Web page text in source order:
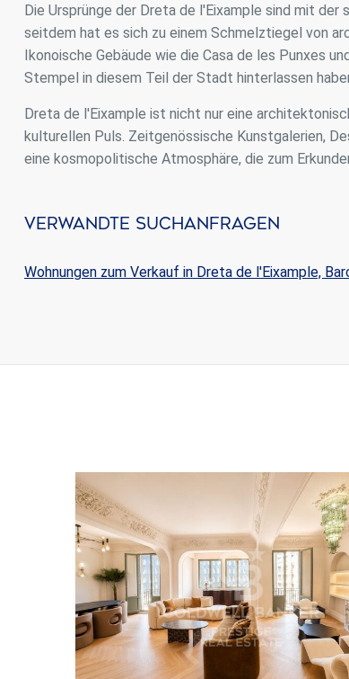
Die Ursprünge der Dreta de l'Eixample sind mit
seitdem hat es sich zu einem Schmelztiegel von
Ikonoische Gebäude wie die Casa de les Punxes
Stempel in diesem Teil der Stadt hinterlassen
Dreta de l'Eixample ist nicht nur eine
kulturellen Puls. Zeitgenössische Kunstgalerien,
eine kosmopolitische Atmosphäre, die zum
Verwandte Suchanfragen
Wohnungen zum Verkauf in Dreta de l'Eixample,